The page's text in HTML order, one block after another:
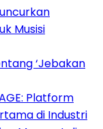
Musisi
‘Jebakan
Platform
di Industri